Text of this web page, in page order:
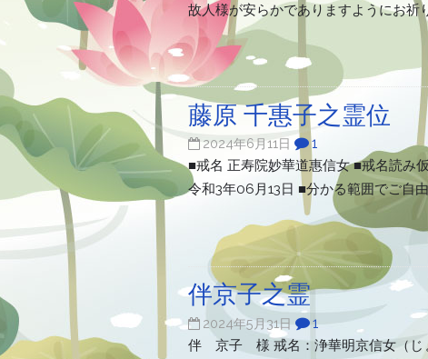
故人様が安らかでありますようにお祈
藤原 千惠子之霊位
2024年6月11日 1
■戒名 正寿院妙華道惠信女 ■戒名読み
令和3年06月13日 ■分かる範囲でご自
伴京子之霊
2024年5月31日 1
伴 京子 様 戒名：浄華明京信女（じ